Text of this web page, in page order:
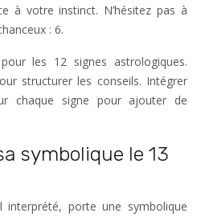
à votre instinct. N’hésitez pas à
: 6.
les 12 signes astrologiques.
structurer les conseils. Intégrer
chaque signe pour ajouter de
symbolique le 13
porte une symbolique